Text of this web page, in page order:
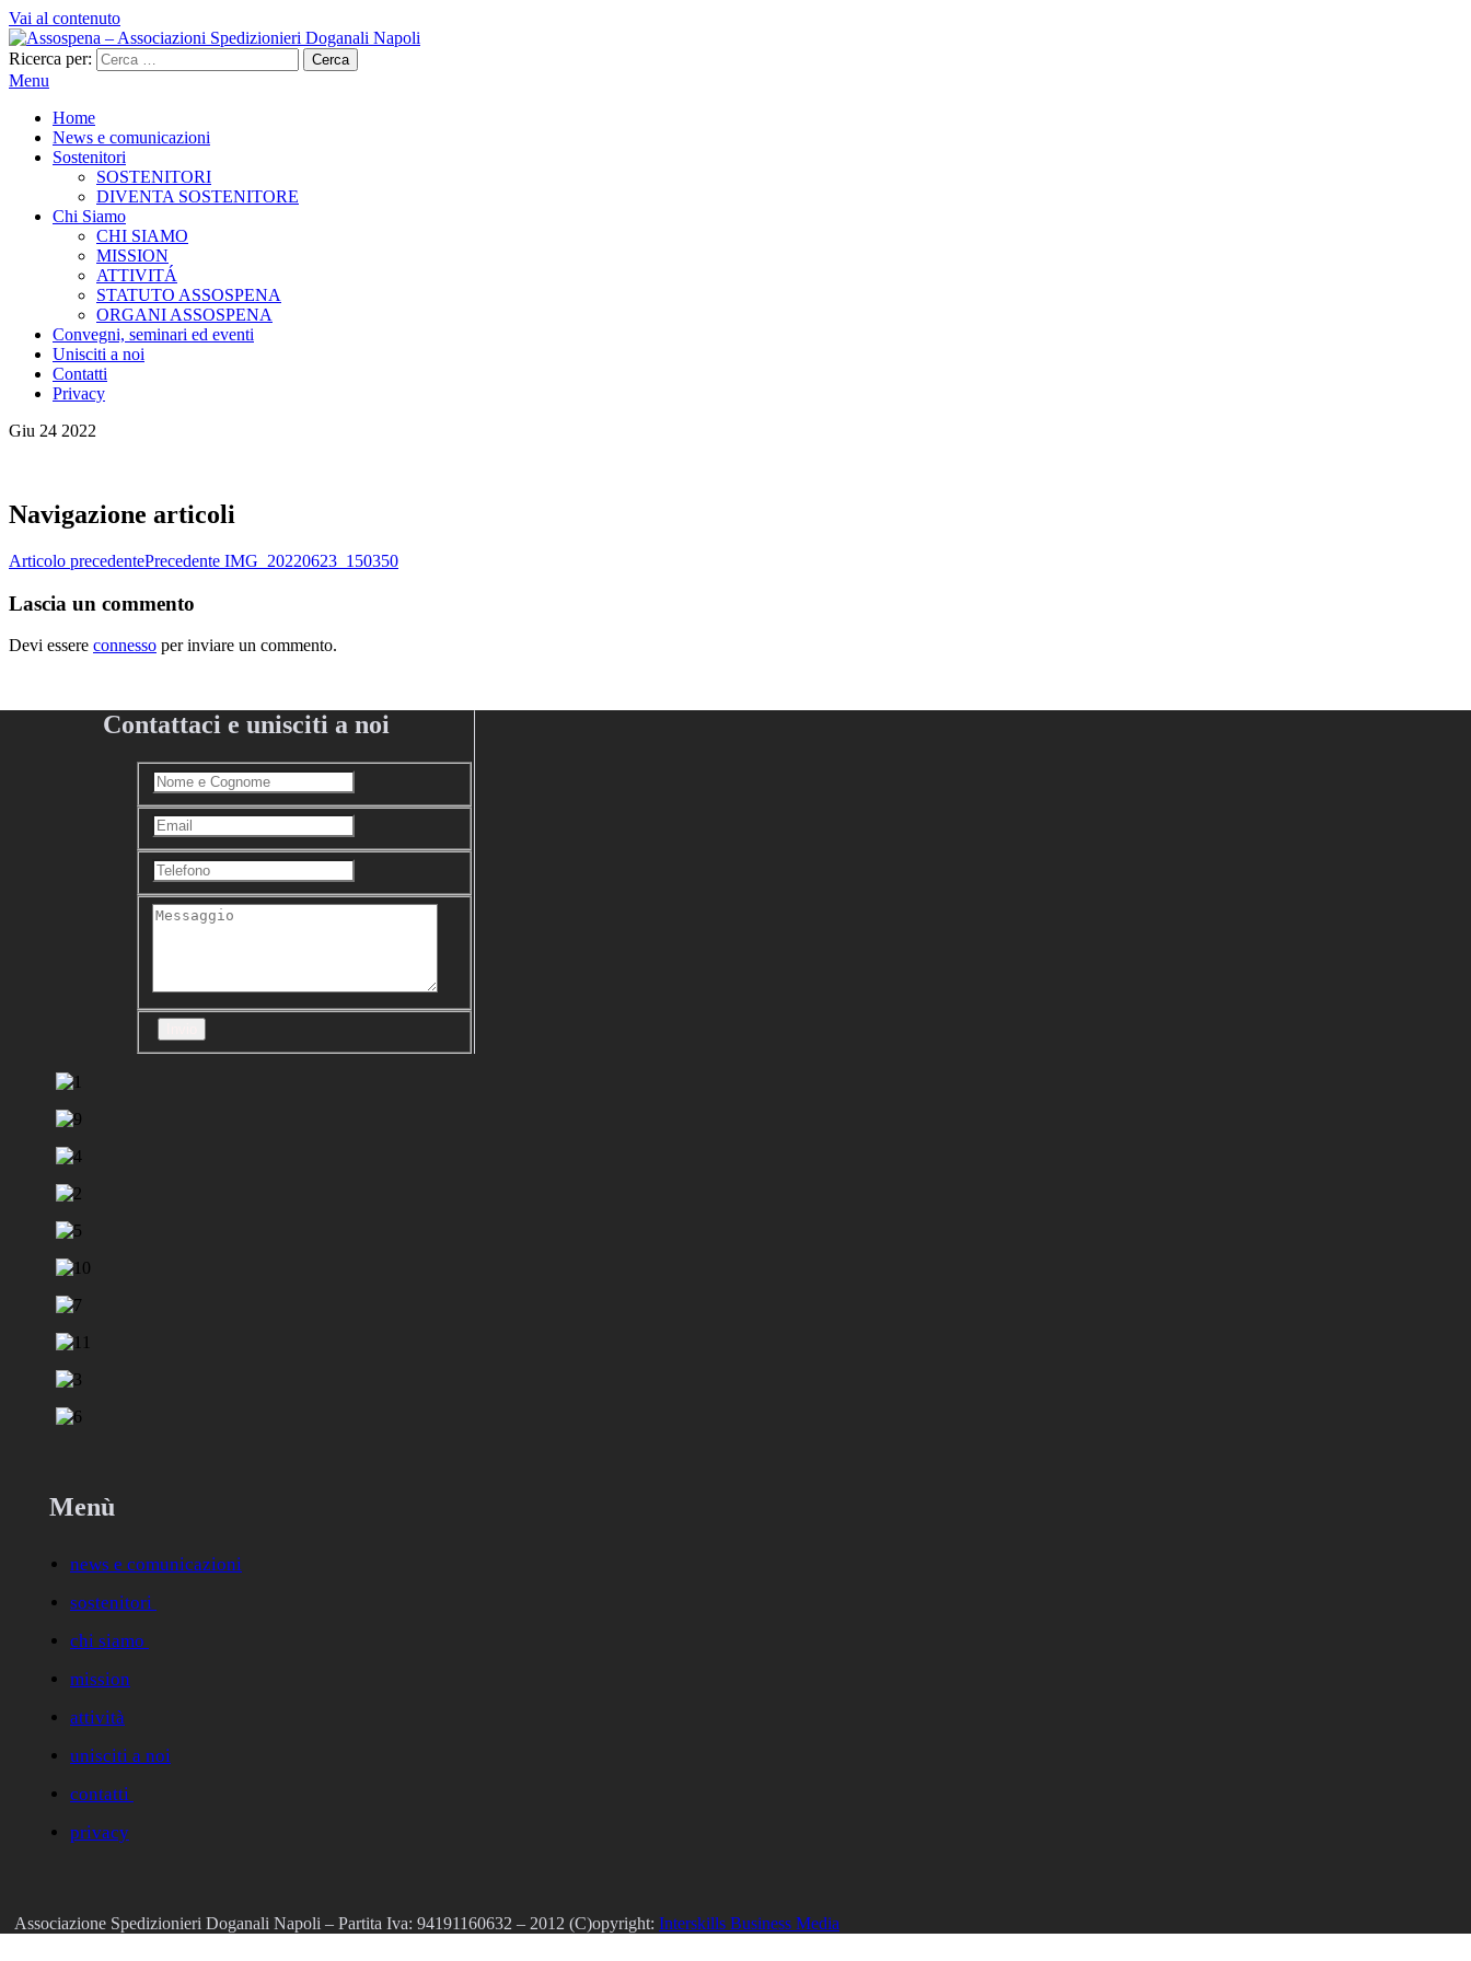
Vai al contenuto
Ricerca per:
Menu
Home
News e comunicazioni
Sostenitori
SOSTENITORI
DIVENTA SOSTENITORE
Chi Siamo
CHI SIAMO
MISSION
ATTIVITÁ
STATUTO ASSOSPENA
ORGANI ASSOSPENA
Convegni, seminari ed eventi
Unisciti a noi
Contatti
Privacy
Giu 24 2022
Navigazione articoli
Articolo precedentePrecedente IMG_20220623_150350
Lascia un commento
Devi essere connesso per inviare un commento.
Contattaci e unisciti a noi
Menù
news e comunicazioni
sostenitori
chi siamo
mission
attività
unisciti a noi
contatti
privacy
Associazione Spedizionieri Doganali Napoli – Partita Iva: 94191160632 – 2012 (C)opyright: Interskills Business Media